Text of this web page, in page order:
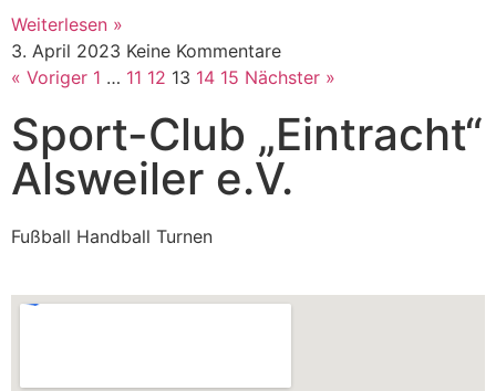
Weiterlesen »
3. April 2023 Keine Kommentare
« Voriger 1 … 11 12 13 14 15 Nächster »
Sport-Club „Eintracht“
Alsweiler e.V.
Fußball Handball Turnen